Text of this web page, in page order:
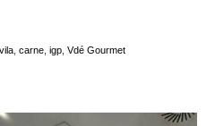
, carne, igp, Vdé Gourmet